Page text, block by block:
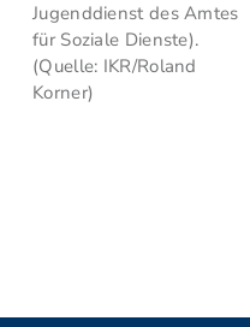
Jugenddienst des Amtes
für Soziale Dienste).
(Quelle: IKR/Roland
Korner)